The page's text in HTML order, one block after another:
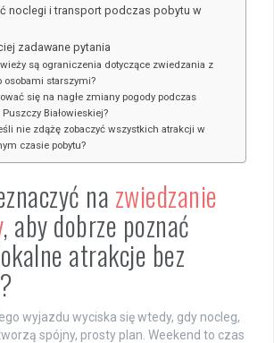
noclegi i transport podczas pobytu w
zadawane pytania
są ograniczenia dotyczące zwiedzania z
osobami starszymi?
się na nagłe zmiany pogody podczas
Białowieskiej?
nie zdążę zobaczyć wszystkich atrakcji w
czasie pobytu?
na zwiedzanie
, aby dobrze poznać
atrakcje bez
wyjazdu wyciska się wtedy, gdy nocleg,
spójny, prosty plan. Weekend to czas